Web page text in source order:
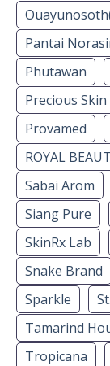
Pantai
Phutawan
Precious
Provamed
ROYAL
Sabai Arom
Siang Pure
SkinRx Lab
Snake Brand
Sparkle
Tamarind
Tropicana